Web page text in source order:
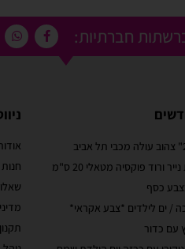
חברתיות:
/ ים לילדים *צבע אקראי*
עם כדור
חנות
שירות לקוחות מוצלח!
זה שירות הלקוחות! עונים
ובנכונות לעזור. יעילים בטירוף.